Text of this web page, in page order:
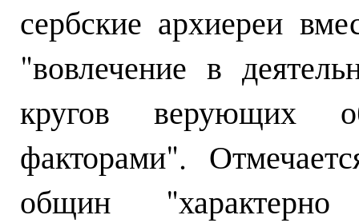
сербские архиереи
"вовлечение в
кругов верующих
факторами".
общин "характерно